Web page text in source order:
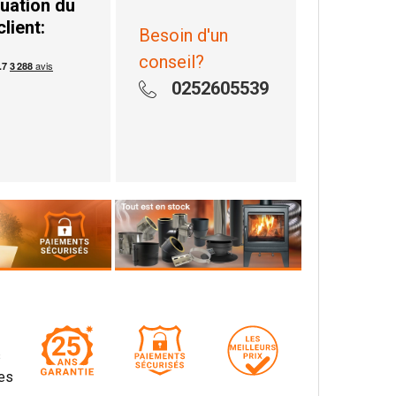
du
Besoin d'un
conseil?
0252605539